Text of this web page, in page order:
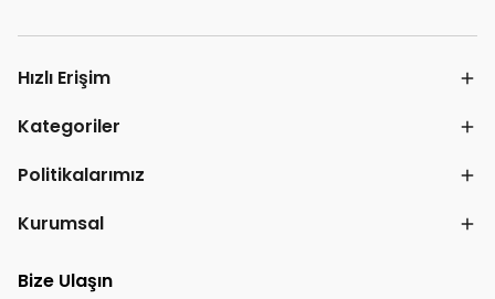
Hızlı Erişim
Kategoriler
Politikalarımız
Kurumsal
Bize Ulaşın